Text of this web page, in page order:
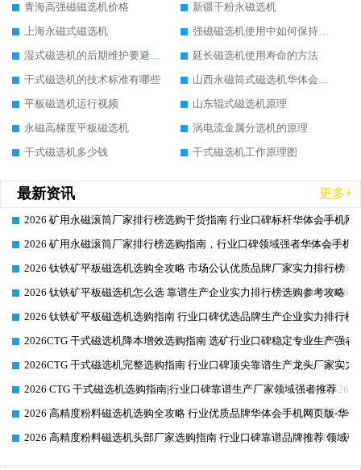
青海高强磁磁选机价格
新疆干粉永磁选机
上海永磁式磁选机
强磁磁选机使用中如何保持其顺畅运行
湿式磁选机的后期维护要避开哪些坑
延长磁选机使用寿命的方法
干式磁选机的技术标准有哪些
山西永磁筒式磁选机华体会手机网页版-华体会(中国)
平板磁选机运行视频
山东辊式磁选机原理
永磁高梯度平板磁选机
涡电流金属分选机的原理
干式磁选机多少钱
干式磁选机工作原理图
最新资讯 更多+
2026-06-26
2026 矿用永磁滚筒厂家排行榜选购干货指南 行业口碑标杆华体会手机网
2026-06-26
2026 矿用永磁滚筒厂家排行榜选购指南，行业口碑领域强者华体会手机
2026-06-26
2026 钛铁矿平板磁选机选购全攻略 市场公认优质品牌厂家实力排行榜
2026-06-26
2026 钛铁矿平板磁选机怎么选 靠谱生产企业实力排行榜选购参考攻略
2026-06-26
2026 钛铁矿平板磁选机选购指南 行业口碑优选品牌生产企业实力排行榜
2026-06-26
2026CTG 干式磁选机降本增效选购指南 选矿行业口碑稳定专业生产强者
2026-06-26
2026CTG 干式磁选机完整选购指南 行业口碑顶尖靠谱生产龙头厂家实力
2026-06-26
2026 CTG 干式磁选机选购指南|行业口碑靠谱生产厂家领域强者推荐
2026-06-26
2026 高精度粉料磁选机选购全攻略 行业优质品牌华体会手机网页版-华
2026-06-26
2026 高精度粉料磁选机头部厂家选购指南 行业口碑靠谱品牌推荐 领域